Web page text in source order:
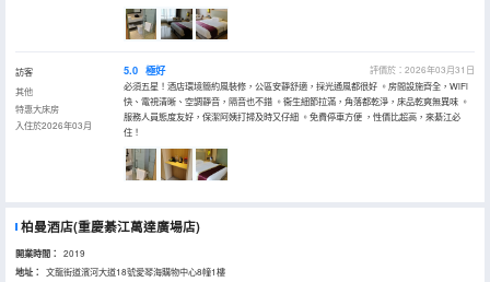
訪客
其他
特惠大床房
入住於2026年03月
5.0 極好
評價於：2026年03月31日
必須五星！酒店環境簡約風裝修，公區安靜舒適，採光通風都很好 。房間設施齊全，WiFi
快、電視清晰、空調靜音，隔音也不錯 。衞生細節拉滿，角落都乾淨，床品乾爽無異味 。
服務人員態度友好，保潔阿姨打掃及時又仔細 。免費停車方便 ，性價比超高，來綦江必
住！
柏曼酒店(重慶綦江萬達廣場店)
開業時間： 2019
地址：
文龍街道濱河大道18號愛琴海購物中心8幢1樓